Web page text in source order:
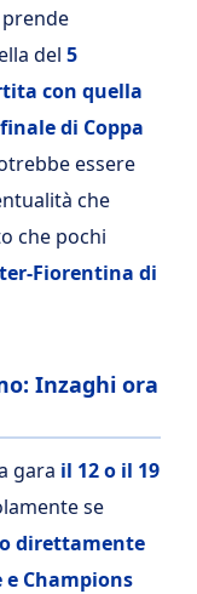
prende
del 5
con quella
di Coppa
essere
che
che pochi
Fiorentina di
Inzaghi ora
gara il 12 o il 19
se
direttamente
Champions